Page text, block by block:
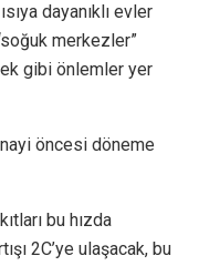
dayanıklı evler
merkezler”
gibi önlemler yer
öncesi döneme
bu hızda
2C’ye ulaşacak, bu